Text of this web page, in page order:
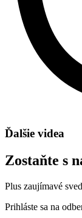
Ďalšie videa
Zostaňte s
Plus zaujímavé
Prihláste sa na